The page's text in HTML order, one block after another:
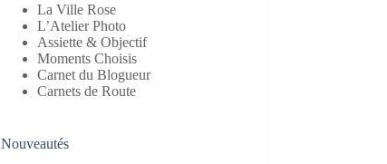
La Ville Rose
L’Atelier Photo
Assiette & Objectif
Moments Choisis
Carnet du Blogueur
Carnets de Route
Nouveautés